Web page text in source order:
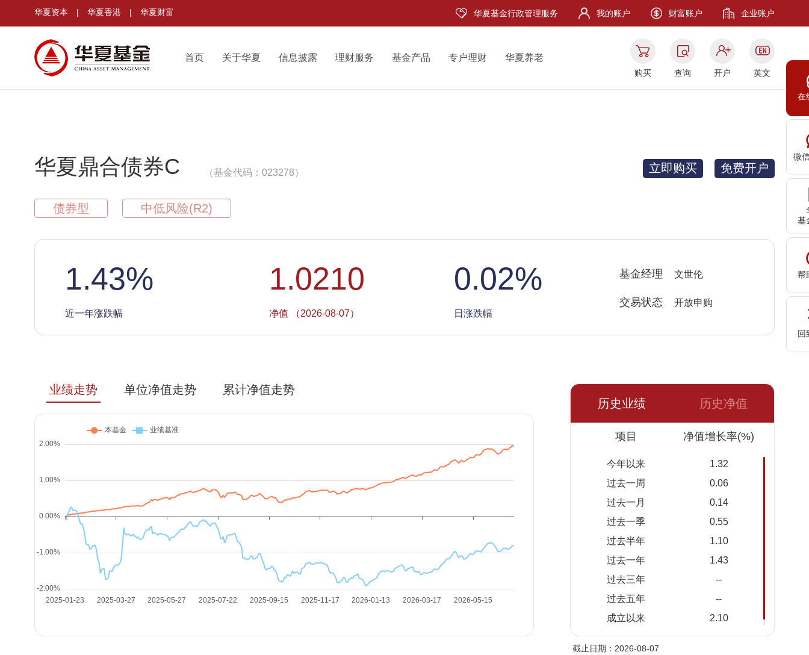
在
微
基
帮
回
华夏资本 | 华夏香港 | 华夏财富 华夏基金行政管理服务 我的账户 财富账户 企业账户
首页 关于华夏 信息披露 理财服务 基金产品 专户理财 华夏养老
购买 查询 开户 英文
华夏鼎合债券C （基金代码：023278）
债券型 中低风险(R2)
立即购买 免费开户
1.43%
近一年涨跌幅
1.0210
净值 （2026-08-07）
0.02%
日涨跌幅
基金经理 文世伦
交易状态 开放申购
业绩走势 单位净值走势
累计净值走势
历史业绩
历史净值
项目 净值增长率(%)
今年以来
1.32
过去一周
0.06
过去一月
0.14
过去一季
0.55
过去半年
1.10
过去一年
1.43
过去三年
--
过去五年
--
成立以来
2.10
净值
累计净
2026-
1.0210
08-06
2026-
08-05
1.0206
2026-
08-04
1.0205
2026-
1.0204
2026-
1.0204 1.0204
截止日期：2026-08-07